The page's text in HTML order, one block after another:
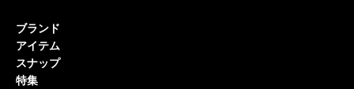
ブランド
アイテム
スナップ
特集